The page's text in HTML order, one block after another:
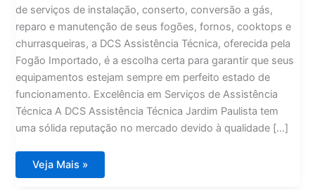
de serviços de instalação, conserto, conversão a gás,
reparo e manutenção de seus fogões, fornos, cooktops e
churrasqueiras, a DCS Assistência Técnica, oferecida pela
Fogão Importado, é a escolha certa para garantir que seus
equipamentos estejam sempre em perfeito estado de
funcionamento. Excelência em Serviços de Assistência
Técnica A DCS Assistência Técnica Jardim Paulista tem
uma sólida reputação no mercado devido à qualidade […]
DCS
Assistência
Veja Mais »